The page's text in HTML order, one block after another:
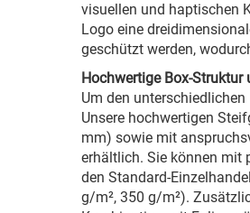
visuellen und haptischen
Logo eine
geschützt werden,
Hochwertige Box-
Um den
Unsere hochwertigen
mm) sowie mit
erhältlich. Sie können mit
den Standard-
g/m², 350 g/m²).